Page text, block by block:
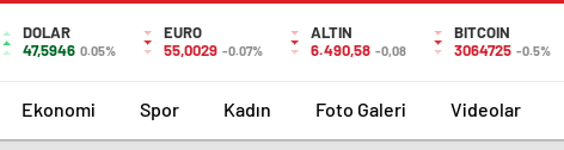
DOLAR
47,5946 0.05%
EURO
55,0029 -0.07%
ALTIN
6.490,58 -0,08
BITCOIN
3064725 -0.5%
Ekonomi Spor Kadın Foto Galeri Videolar